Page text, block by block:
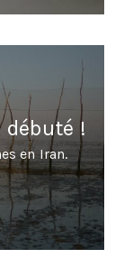
débuté !
en Iran.